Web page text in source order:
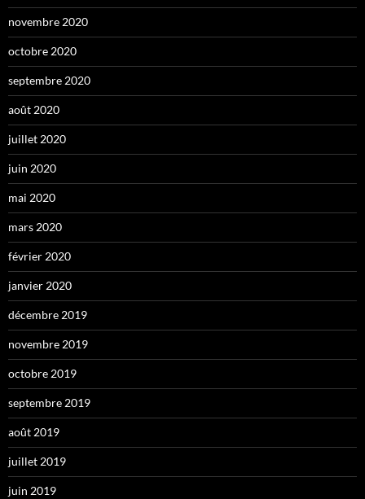
novembre 2020
octobre 2020
septembre 2020
août 2020
juillet 2020
juin 2020
mai 2020
mars 2020
février 2020
janvier 2020
décembre 2019
novembre 2019
octobre 2019
septembre 2019
août 2019
juillet 2019
juin 2019